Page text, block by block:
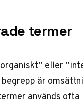
termer
eller
är
används